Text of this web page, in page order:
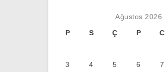
Ağustos 2026
P
S Ç P C
3 4 5 6 7